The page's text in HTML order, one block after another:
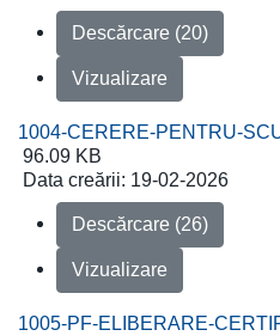
Descărcare (20)
Vizualizare
1004-CERERE-PENTRU-
96.09 KB
Data creării: 19-02-2026
Descărcare (26)
Vizualizare
1005-PF-ELIBERARE-